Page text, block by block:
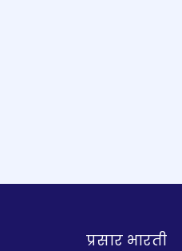
प्रसार भारती